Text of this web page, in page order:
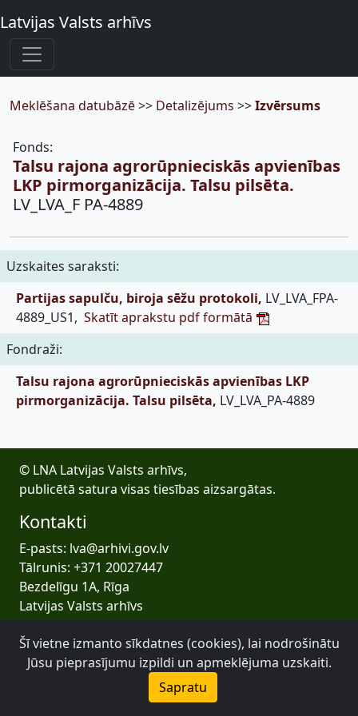
Latvijas Valsts arhīvs
Meklēšana datubāzē>> Detalizējums >>Izvērsums
Fonds:
Talsu rajona agrorūpnieciskās apvienības
LKP pirmorganizācija. Talsu pilsēta.
LV_LVA_F PA-4889
Uzskaites saraksti:
Partijas sapulču, biroja sēžu protokoli, LV_LVA_FPA-
4889_US1, Skatīt aprakstu pdf formātā
Fondraži:
Talsu rajona agrorūpnieciskās apvienības LKP
pirmorganizācija. Talsu pilsēta, LV_LVA_PA-4889
© LNA Latvijas Valsts arhīvs,
publicētā satura visas tiesības aizsargātas.
Kontakti
E-pasts: lva@arhivi.gov.lv
Tālrunis: +371 20027447
Bezdelīgu 1A, Rīga
Latvijas Valsts arhīvs
Šī vietne izmanto sīkdatnes (cookies), lai nodrošinātu
Jūsu pieprasījumu izpildi un apmeklējuma uzskaiti.
Sapratu